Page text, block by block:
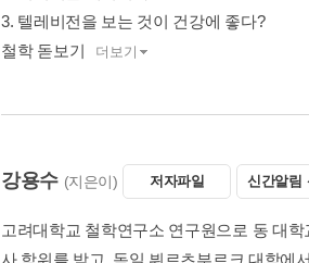
3. 텔레비전을 보는 것이 건강에 좋다?
철학 돋보기
더보기
강용수 (지은이) 저자파일 신간알림
고려대학교 철학연구소 연구원으로 동 대
사 학위를 받고, 독일 뷔르츠부르크 대학에